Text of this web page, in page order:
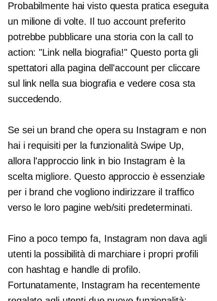
Probabilmente hai visto questa pratica eseguita
un milione di volte. Il tuo account preferito
potrebbe pubblicare una storia con la call to
action: "Link nella biografia!" Questo porta gli
spettatori alla pagina dell'account per cliccare
sul link nella sua biografia e vedere cosa sta
succedendo.
Se sei un brand che opera su Instagram e non
hai i requisiti per la funzionalità Swipe Up,
allora l'approccio link in bio Instagram è la
scelta migliore. Questo approccio è essenziale
per i brand che vogliono indirizzare il traffico
verso le loro pagine web/siti predeterminati.
Fino a poco tempo fa, Instagram non dava agli
utenti la possibilità di marchiare i propri profili
con hashtag e handle di profilo.
Fortunatamente, Instagram ha recentemente